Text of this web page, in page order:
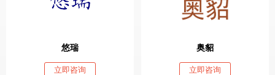
悠瑞
立即咨询
奥貂
立即咨询